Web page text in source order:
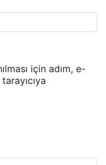
için adım, e-